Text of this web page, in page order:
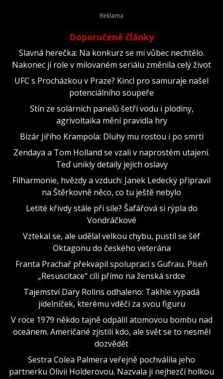
Doporučené články
Slavná herečka: Na konkurz se mi vůbec nechtělo.
Nakonec jí role v milovaném seriálu změnila celý život
UFC s Procházkou v Praze? Kincl pro samuraje našel
potenciálního soupeře
Stín ze solárních panelů šetří vodu i plodiny,
agrivoltaika mění pravidla hry
Bizár Jiřího Krampola: Dluhy mu rostou i po smrti
Zendaya a Tom Holland se vzali v naprostém utajení.
Teď unikly detaily jejich oslavy
Filharmonie, hvězdy a vzduch: Janek Ledecký připravil
na Štěrkovně něco, co tu ještě nebylo
Letité křivdy stále při síle? Šafářová si rýpla do
Vondráčkové
Vztekal se, ale udělal velkou chybu, pustil se šéf
Oktagonu do českého veterána
Franta Prachař překvapil spoluprací s Gufrau. Píseň
„Resuscitace“ cílí přímo na ženská srdce
Tajemství Dary Rolins odhaleno: Takhle vypadá
jídelníček, kterému vděčí za svou figuru
V roce 1979 někdo tajně odpálil atomovou bombu nad
oceánem. Američané zjistili kdo, ale svět se to nesměl
dozvědět
Sestra Colea Palmera veřejně pochválila jeho
partnerku Olivii Holderovou. Nazvala ji nejhezčí holkou